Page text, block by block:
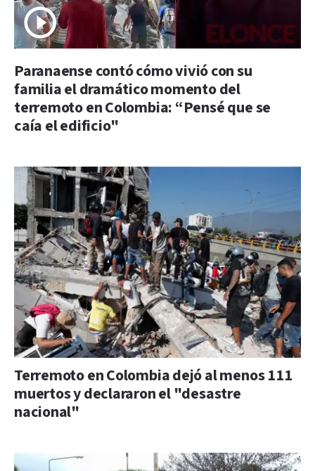
Paranaense contó cómo vivió con su
familia el dramático momento del
terremoto en Colombia: “Pensé que se
caía el edificio"
Terremoto en Colombia dejó al menos 111
muertos y declararon el "desastre
nacional"